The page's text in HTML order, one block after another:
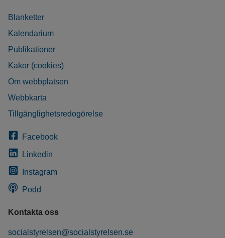
Blanketter
Kalendarium
Publikationer
Kakor (cookies)
Om webbplatsen
Webbkarta
Tillgänglighetsredogörelse
Facebook
Linkedin
Instagram
Podd
Kontakta oss
socialstyrelsen@socialstyrelsen.se